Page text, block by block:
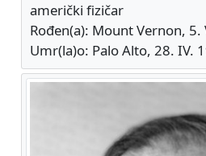
američki fizičar
Rođen(a): Mount Vernon, 5.
Umr(la)o: Palo Alto, 28. IV.